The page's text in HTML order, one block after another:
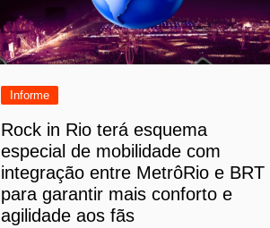
Informe
Rock in Rio terá esquema
especial de mobilidade com
integração entre MetrôRio e BRT
para garantir mais conforto e
agilidade aos fãs